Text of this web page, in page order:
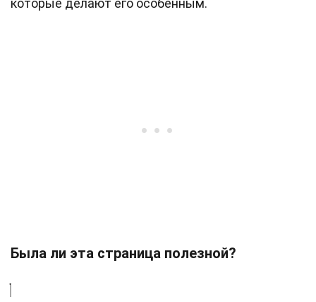
которые делают его особенным.
Была ли эта страница полезной?